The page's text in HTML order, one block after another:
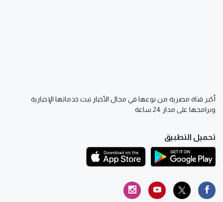
أكبر قناة مصرية من نوعها في مجال الأخبار تبث خدماتها الإخبارية
وبرامجها على مدار 24 ساعة
تحميل التطبيق